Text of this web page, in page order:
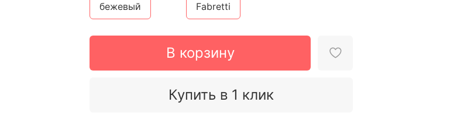
В корзину
Купить в 1 клик
бежевый Fabretti